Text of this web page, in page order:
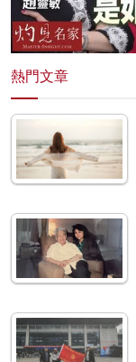
熱門文章